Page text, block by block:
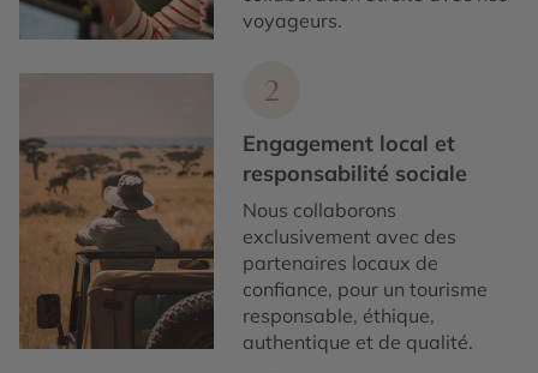
voyageurs.
2
Engagement local et
responsabilité sociale
Nous collaborons
exclusivement avec des
partenaires locaux de
confiance, pour un tourisme
responsable, éthique,
authentique et de qualité.